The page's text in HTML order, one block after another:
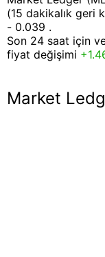
(15 dakikalık geri
- 0.039 .
Son 24 saat için
fiyat değişimi
Market